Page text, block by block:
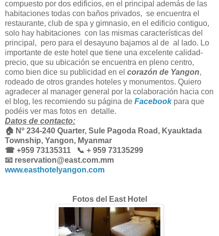
compuesto por dos edificios, en el principal además de las
habitaciones todas con baños privados, se encuentra el
restaurante, club de spa y gimnasio, en el edificio contiguo,
solo hay habitaciones con las mismas características del
principal, pero para el desayuno bajamos al de al lado. Lo
importante de este hotel que tiene una excelente calidad-
precio, que su ubicación se encuentra en pleno centro,
como bien dice su publicidad en el corazón de Yangon,
rodeado de otros grandes hoteles y monumentos. Quiero
agradecer al manager general por la colaboración hacia con
el blog, les recomiendo su página de Facebook para que
podéis ver mas fotos en detalle.
Datos de contacto:
🏠 Nº 234-240 Quarter, Sule Pagoda Road, Kyauktada
Township, Yangon, Myanmar
☎ +959 73135311 📞 + 959 73135299
📧 reservation@east.com.mm
www.easthotelyangon.com
Fotos del East Hotel